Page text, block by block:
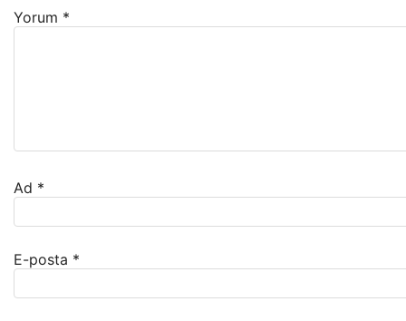
Yorum *
Ad *
E-posta *